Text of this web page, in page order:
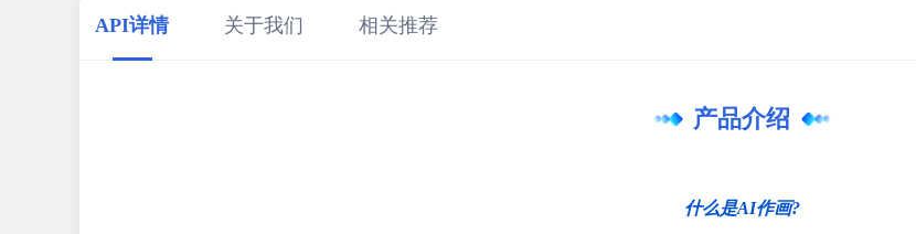
API详情 关于我们 相关推荐
产品介绍
什么是AI作画?